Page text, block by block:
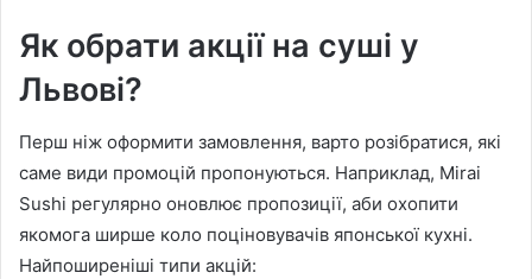
Як обрати акції на суші у
Львові?
Перш ніж оформити замовлення, варто розібратися, які
саме види промоцій пропонуються. Наприклад, Mirai
Sushi регулярно оновлює пропозиції, аби охопити
якомога ширше коло поціновувачів японської кухні.
Найпоширеніші типи акцій: